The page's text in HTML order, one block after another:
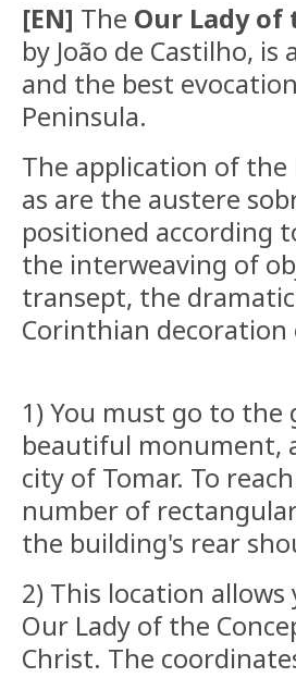
[EN] The Our Lady of
by João de Castilho,
and the best
Peninsula.
The application of
as are the austere
positioned according
the interweaving of
transept, the
Corinthian decoration
1) You must go to
beautiful monument,
city of Tomar. To
number of
the building's rear
2) This location
Our Lady of the
Christ. The